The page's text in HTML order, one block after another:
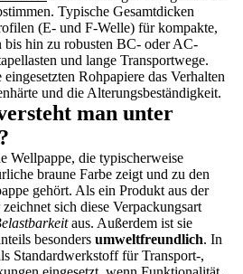
Typische Gesamtdicken
(E- und F-Welle) für kompakte,
bis hin zu robusten BC- oder AC-
und lange Transportwege.
Rohpapiere das Verhalten
und die Alterungsbeständigkeit.
man unter
Wellpappe, die typischerweise
braune Farbe zeigt und zu den
gehört. Als ein Produkt aus der
zeichnet sich diese Verpackungsart
aus. Außerdem ist sie
besonders umweltfreundlich. In
Standardwerkstoff für Transport-,